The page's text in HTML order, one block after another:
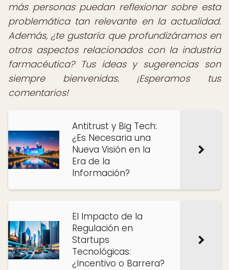
más personas puedan reflexionar sobre esta
problemática tan relevante en la actualidad.
Además, ¿te gustaría que profundizáramos en
otros aspectos relacionados con la industria
farmacéutica? Tus ideas y sugerencias son
siempre bienvenidas. ¡Esperamos tus
comentarios!
Antitrust y Big Tech:
¿Es Necesaria una
Nueva Visión en la
Era de la
Información?
El Impacto de la
Regulación en
Startups
Tecnológicas:
¿Incentivo o Barrera?